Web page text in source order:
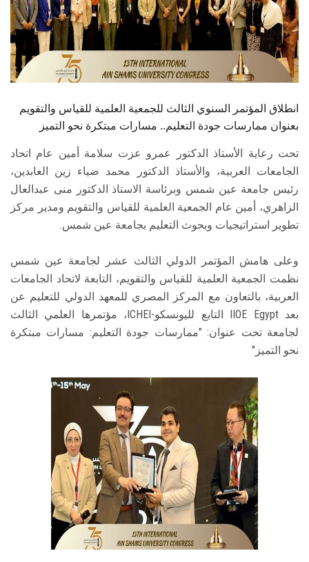
الموظفون
الزائـرون
انطلاق المؤتمر السنوي الثالث للجمعية العلمية للقياس والتقويم
بعنوان ممارسات جودة التعليم.. مسارات مبتكرة نحو التميز
تحت رعاية الأستاذ الدكتور عمرو عزت سلامة أمين عام اتحاد
الجامعات العربية، والأستاذ الدكتور محمد ضياء زين العابدين،
رئيس جامعة عين شمس وبرئاسة الاستاذ الدكتور منى عبدالعال
الزاهري، أمين عام الجمعية العلمية للقياس والتقويم ومدير مركز
تطوير استراتيجيات وبحوث التعليم بجامعة عين شمس.
وعلى هامش المؤتمر الدولي الثالث عشر لجامعة عين شمس
نظمت الجمعية العلمية للقياس والتقويم، التابعة لاتحاد الجامعات
العربية، بالتعاون مع المركز المصري للمعهد الدولي للتعليم عن
بعد IIOE Egypt التابع لليونسكو-ICHEI، مؤتمرها العلمي الثالث
لجامعة تحت عنوان: "ممارسات جودة التعليم: مسارات مبتكرة
نحو التميز"